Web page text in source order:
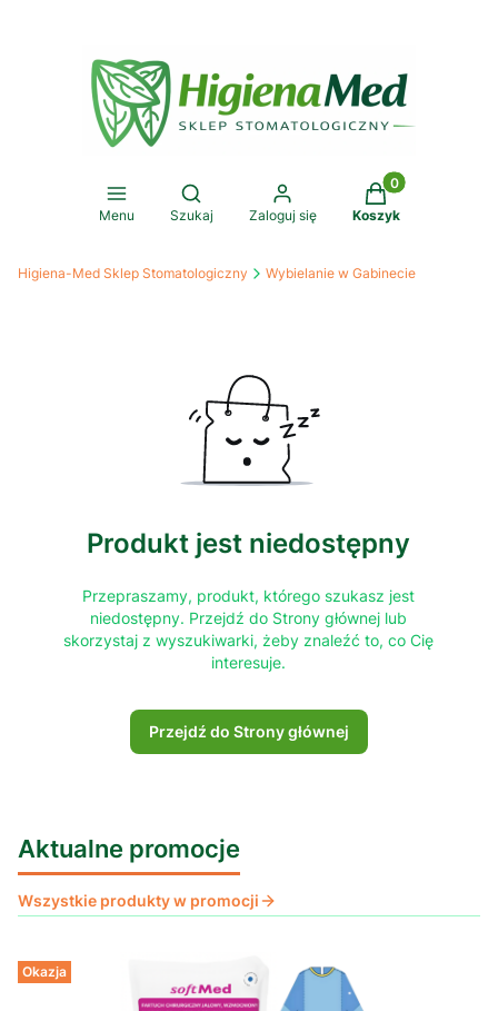
Menu
Otwórz wyszukiwarkę
Szukaj Zaloguj się
Produkty w
Koszyk
Higiena-Med Sklep Stomatologiczny Wybielanie w Gabinecie
Produkt jest niedostępny
Przepraszamy, produkt, którego szukasz jest
niedostępny. Przejdź do Strony głównej lub
skorzystaj z wyszukiwarki, żeby znaleźć to, co Cię
interesuje.
Przejdź do Strony głównej
Aktualne promocje
Wszystkie produkty w promocji
Okazja